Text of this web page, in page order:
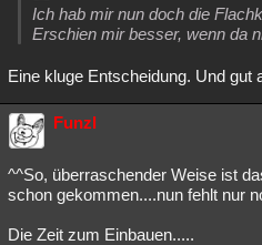
Ich hab mir nun doch die
Erschien mir besser, wenn da
Eine kluge Entscheidung. Und gut
Funzl
^^So, überraschender Weise ist
schon gekommen....nun fehlt nur
Die Zeit zum Einbauen.....